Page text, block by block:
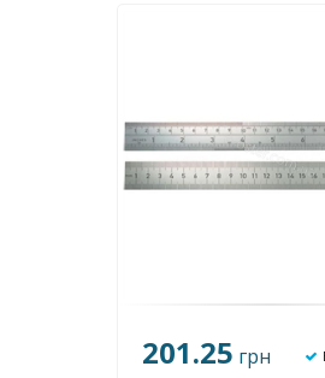
201.25 грн